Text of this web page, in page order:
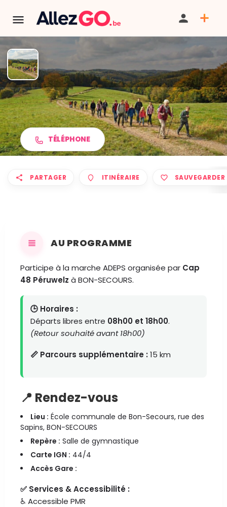
Marche ADEPS à BON-
SECOURS
TÉLÉPHONE
PARTAGER ITINÉRAIRE SAUVEGARDER
AU PROGRAMME
Participe à la marche ADEPS organisée par Cap
48 Péruwelz à BON-SECOURS.
🕒 Horaires :
Départs libres entre 08h00 et 18h00.
(Retour souhaité avant 18h00)
📏 Parcours supplémentaire :15 km
📍 Rendez-vous
Lieu : École communale de Bon-Secours, rue des
Sapins, BON-SECOURS
Repère : Salle de gymnastique
Carte IGN : 44/4
Accès Gare :
✅ Services & Accessibilité :
♿ Accessible PMR